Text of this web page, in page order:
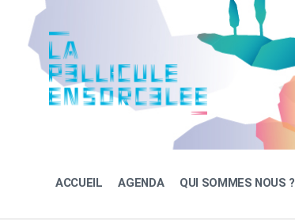
content
navigation
footer
ACCUEIL AGENDA QUI SOMMES NOUS ?